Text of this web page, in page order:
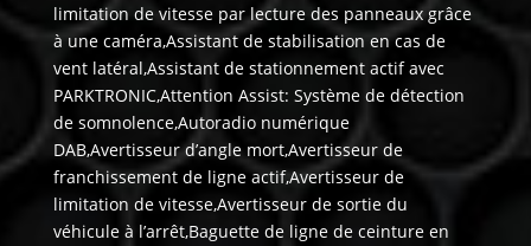
limitation de vitesse par lecture des panneaux grâce
à une caméra,Assistant de stabilisation en cas de
vent latéral,Assistant de stationnement actif avec
PARKTRONIC,Attention Assist: Système de détection
de somnolence,Autoradio numérique
DAB,Avertisseur d’angle mort,Avertisseur de
franchissement de ligne actif,Avertisseur de
limitation de vitesse,Avertisseur de sortie du
véhicule à l’arrêt,Baguette de ligne de ceinture en